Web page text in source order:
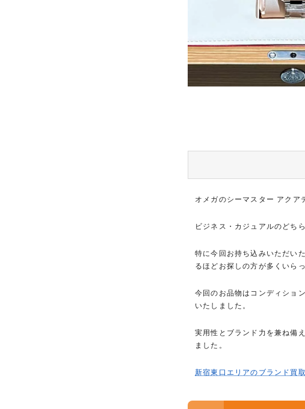
オメガのシーマスター アクア
ビジネス・カジュアルのどち
特に今回お持ち込みいただい
るほどお探しの方が多くいら
今回のお品物はコンディショ
いたしました。
実用性とブランド力を兼ね備
ました。
新宿東口エリアのブランド買取